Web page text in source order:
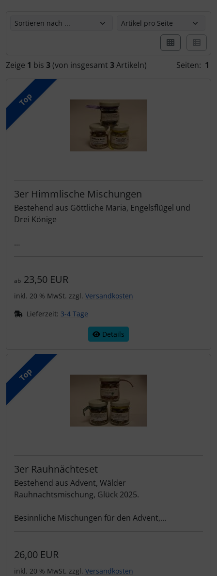
Zeige 1 bis 3 (von insgesamt 3Artikeln) Seiten: 1
Top
3er Himmlische Mischungen
Bestehend aus Göttliche Maria, Engelsflügel und
Drei Könige
ab 23,50 EUR
inkl. 20 % MwSt. zzgl. Versandkosten
Lieferzeit: 3-4 Tage
Details
Top
3er Rauhnächteset
Bestehend aus Advent, Wälder
Rauhnachtsmischung, Glück 2025.
Besinnliche Mischungen für den Advent,
€ 2 Ersparnis gegenüber den Einzelprodukten.
26,00 EUR
inkl. 20 % MwSt. zzgl. Versandkosten